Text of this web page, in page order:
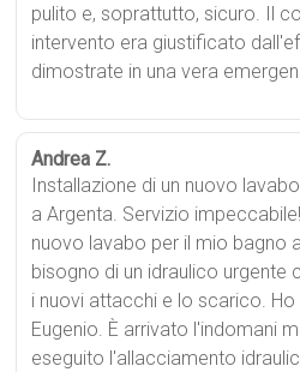
pulito e, soprattutto, sicuro. Il
intervento era giustificato
dimostrate in una vera
Andrea Z.
Installazione di un nuovo
a Argenta. Servizio
nuovo lavabo per il mio bagno
bisogno di un idraulico urgente
i nuovi attacchi e lo scarico.
Eugenio. È arrivato l'indomani
eseguito l'allacciamento